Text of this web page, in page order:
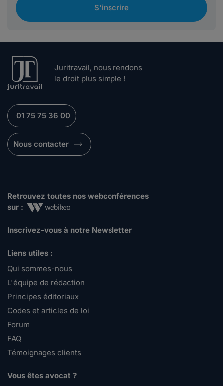
S'inscrire
Juritravail, nous rendons
le droit plus simple !
01 75 75 36 00
Nous contacter
Retrouvez toutes nos webconférences
sur :
Inscrivez-vous à notre Newsletter
Liens utiles :
Qui sommes-nous
L'équipe de rédaction
Principes éditoriaux
Codes et articles de loi
Forum
FAQ
Témoignages clients
Vous êtes avocat ?